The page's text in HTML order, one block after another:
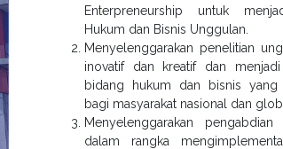
Enterpreneurship untuk
Hukum dan Bisnis Unggulan.
Menyelenggarakan penelitian
inovatif dan kreatif dan
bidang hukum dan bisnis yang
bagi masyarakat nasional dan
Menyelenggarakan pengabdian
dalam rangka